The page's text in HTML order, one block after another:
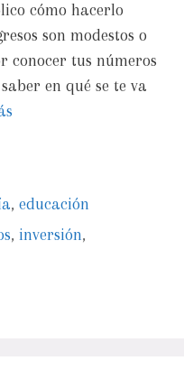
cómo hacerlo
son modestos o
conocer tus números
en qué se te va
,educación
, inversión,